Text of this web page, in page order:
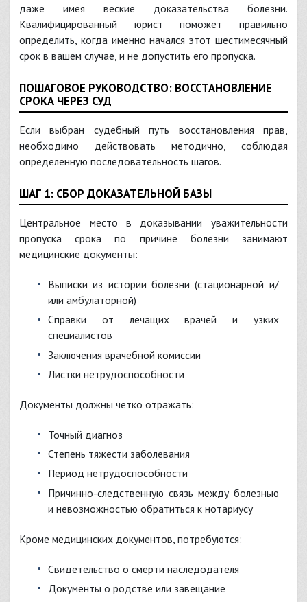
даже имея веские доказательства болезни.
Квалифицированный юрист поможет правильно
определить, когда именно начался этот шестимесячный
срок в вашем случае, и не допустить его пропуска.
ПОШАГОВОЕ РУКОВОДСТВО: ВОССТАНОВЛЕНИЕ
СРОКА ЧЕРЕЗ СУД
Если выбран судебный путь восстановления прав,
необходимо действовать методично, соблюдая
определенную последовательность шагов.
ШАГ 1: СБОР ДОКАЗАТЕЛЬНОЙ БАЗЫ
Центральное место в доказывании уважительности
пропуска срока по причине болезни занимают
медицинские документы:
Выписки из истории болезни (стационарной и/
или амбулаторной)
Справки от лечащих врачей и узких
специалистов
Заключения врачебной комиссии
Листки нетрудоспособности
Документы должны четко отражать:
Точный диагноз
Степень тяжести заболевания
Период нетрудоспособности
Причинно-следственную связь между болезнью
и невозможностью обратиться к нотариусу
Кроме медицинских документов, потребуются:
Свидетельство о смерти наследодателя
Документы о родстве или завещание